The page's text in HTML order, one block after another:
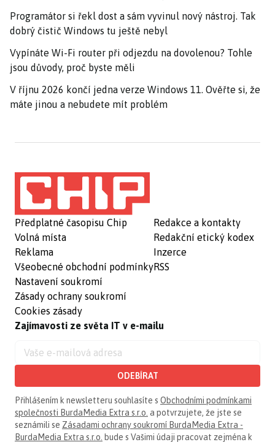
Programátor si řekl dost a sám vyvinul nový nástroj. Tak
dobrý čistič Windows tu ještě nebyl
Vypínáte Wi-Fi router při odjezdu na dovolenou? Tohle
jsou důvody, proč byste měli
V říjnu 2026 končí jedna verze Windows 11. Ověřte si, že
máte jinou a nebudete mít problém
Předplatné časopisu Chip
Volná místa
Reklama
Všeobecné obchodní podmínky
Nastavení soukromí
Zásady ochrany soukromí
Cookies zásady
Redakce a kontakty
Redakční etický kodex
Inzerce
RSS
Zajímavosti ze světa IT v e-mailu
ODEBÍRAT
Přihlášením k newsletteru souhlasíte s Obchodními podmínkami
společnosti BurdaMedia Extra s.r.o. a potvrzujete, že jste se
seznámili se Zásadami ochrany soukromí BurdaMedia Extra -
BurdaMedia Extra s.r.o. bude s Vašimi údaji pracovat zejména k